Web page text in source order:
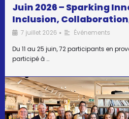
Juin 2026 – Sparking
Inclusion,
7 juillet 2026 •
Événements
Du 11 au 25 juin, 72 participants en
participé à …